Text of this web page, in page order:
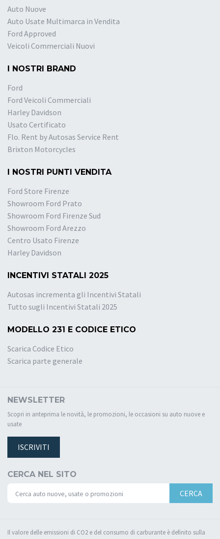
Auto Nuove
Auto Usate Multimarca in Vendita
Ford Approved
Veicoli Commerciali Nuovi
I NOSTRI BRAND
Ford
Ford Veicoli Commerciali
Harley Davidson
Usato Certificato
Flo. Rent by Autosas Service Rent
Brixton Motorcycles
I NOSTRI PUNTI VENDITA
Ford Store Firenze
Showroom Ford Prato
Showroom Ford Firenze Sud
Showroom Ford Arezzo
Centro Usato Firenze
Harley Davidson
INCENTIVI STATALI 2025
Autosas incrementa gli Incentivi Statali
Tutto sugli Incentivi Statali 2025
MODELLO 231 E CODICE ETICO
Scarica Codice Etico
Scarica parte generale
NEWSLETTER
Scopri in anteprima le novità, le promozioni, le occasioni su auto nuove e
usate
ISCRIVITI
CERCA NEL SITO
CERCA
Il valore delle emissioni di CO2 e del consumo di carburante è definito sulla